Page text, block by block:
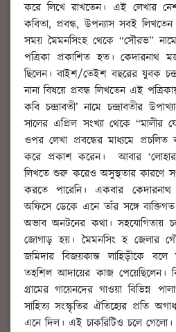
করে লিখে রাখতেন। এই লেখার
কবিতা, প্রবন্ধ, উপন্যাস সবই
সময় মৈমনসিংহ থেকে “সৌরভ”
পত্রিকা প্রকাশিত হত। কেদারনাথ
ছিলেন। বাইশ/তেইশ বছরের যুবক
নানা বিষয়ে প্রবন্ধ লিখতেন এই
কবি চন্দ্রাবতী’ নামে চন্দ্রাবতীর
সালের এপ্রিল সংখ্যা থেকে “মালীর
ওপর লেখা প্রবন্ধের মাধ্যমে
করে প্রকাশ করেন। আবার ‘লোহার
লিখতে শুরু করেও অসুস্থতার কারণে
করতে পারেনি। একবার
অফিসে ডেকে এনে তাঁর সঙ্গে
অভাব অনটনের কথা। সহযোগিতায়
জোগাড় হয়। মৈমনসিং হ জেলার
জমিদার বিজয়কান্ত লাহিড়ীকে
তহশিল আদায়ের কাজ পেয়েছিলেন।
গ্রামের গায়েনদের গাওয়া বিভিন্ন
সাহিত্য সংস্কৃতির ঐতিহ্যের প্রতি
এনে দিল। এই চাকরিটিও চলে গেলো।